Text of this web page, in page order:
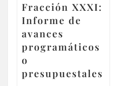
Fracción XXXI:
Informe de
avances
programáticos
o
presupuestales